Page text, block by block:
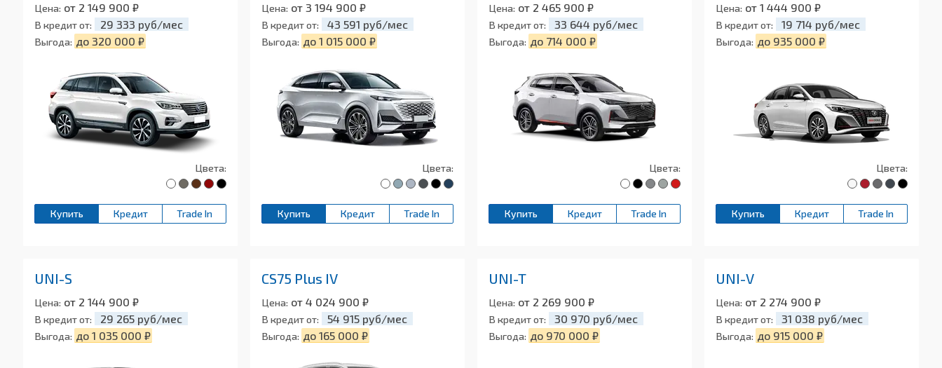
Цена: от 2 149 900 ₽
В кредит от: 29 333 руб/мес
Выгода: до 320 000 ₽
Цвета:
Купить Кредит Trade In
Цена: от 3 194 900 ₽
В кредит от: 43 591 руб/мес
Выгода: до 1 015 000 ₽
Цвета:
Купить Кредит Trade In
Цена: от 2 465 900 ₽
В кредит от: 33 644 руб/мес
Выгода: до 714 000 ₽
Цвета:
Купить Кредит Trade In
Цена: от 1 444 900 ₽
В кредит от: 19 714 руб/мес
Выгода: до 935 000 ₽
Цвета:
Купить Кредит Trade In
UNI-S
Цена: от 2 144 900 ₽
В кредит от: 29 265 руб/мес
Выгода: до 1 035 000 ₽
CS75 Plus IV
Цена: от 4 024 900 ₽
В кредит от: 54 915 руб/мес
Выгода: до 165 000 ₽
UNI-T
Цена: от 2 269 900 ₽
В кредит от: 30 970 руб/мес
Выгода: до 970 000 ₽
UNI-V
Цена: от 2 274 900 ₽
В кредит от: 31 038 руб/мес
Выгода: до 915 000 ₽